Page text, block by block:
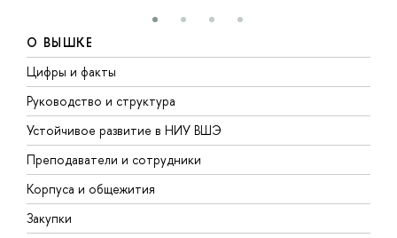
О ВЫШКЕ
Цифры и факты
Руководство и структура
Устойчивое развитие в НИУ ВШЭ
Преподаватели и сотрудники
Корпуса и общежития
Закупки